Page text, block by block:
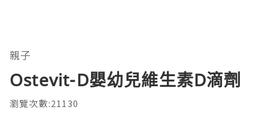
親子
Ostevit-D嬰幼兒維生素D滴劑
瀏覽次數:21130